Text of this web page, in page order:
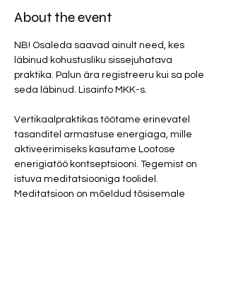
About the event
NB! Osaleda saavad ainult need, kes
läbinud kohustusliku sissejuhatava
praktika. Palun ära registreeru kui sa pole
seda läbinud. Lisainfo MKK-s.
Vertikaalpraktikas töötame erinevatel
tasanditel armastuse energiaga, mille
aktiveerimiseks kasutame Lootose
enerigiatöö kontseptsiooni. Tegemist on
istuva meditatsiooniga toolidel.
Meditatsioon on mõeldud tõsisemale